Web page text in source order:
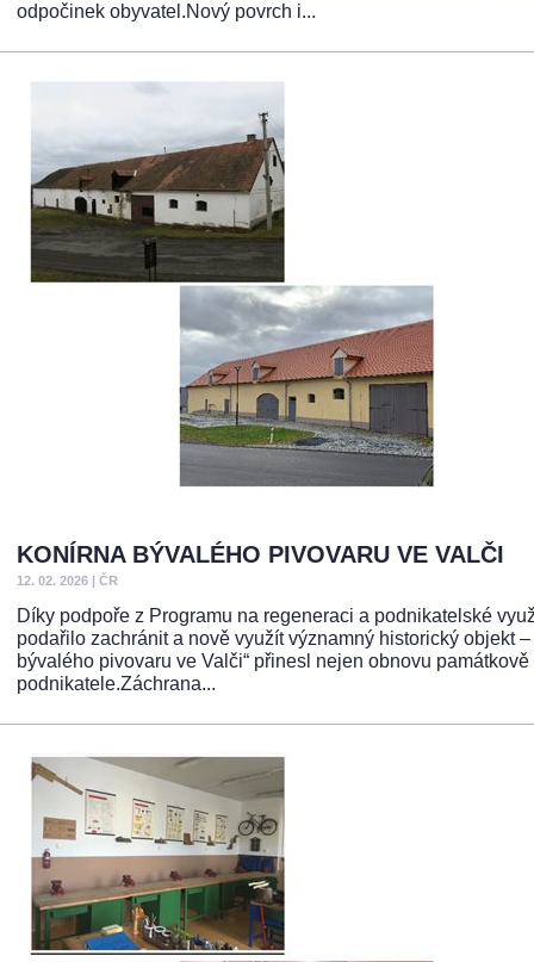
odpočinek obyvatel.Nový povrch i...
KONÍRNA BÝVALÉHO PIVOVARU VE VALČI
12. 02. 2026 | ČR
Díky podpoře z Programu na regeneraci a podnikatelské
podařilo zachránit a nově využít významný historický objekt
bývalého pivovaru ve Valči“ přinesl nejen obnovu
podnikatele.Záchrana...